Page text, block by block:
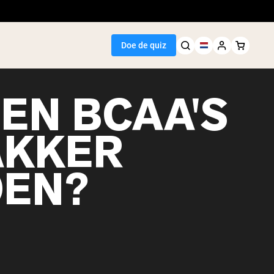
Doe de quiz
Seller
BCAA'S